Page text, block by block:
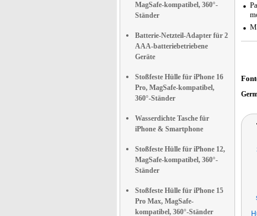
MagSafe-kompatibel, 360°-
Ständer
Batterie-Netzteil-Adapter für 2
AAA-batteriebetriebene
Geräte
Stoßfeste Hülle für iPhone 16
Pro, MagSafe-kompatibel,
360°-Ständer
Wasserdichte Tasche für
iPhone & Smartphone
Stoßfeste Hülle für iPhone 12,
MagSafe-kompatibel, 360°-
Ständer
Stoßfeste Hülle für iPhone 15
Pro Max, MagSafe-
kompatibel, 360°-Ständer